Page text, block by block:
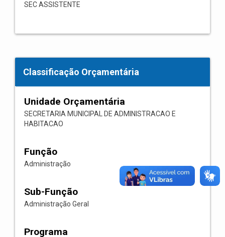
SEC ASSISTENTE
Classificação Orçamentária
Unidade Orçamentária
SECRETARIA MUNICIPAL DE ADMINISTRACAO E
HABITACAO
Função
Administração
Sub-Função
Administração Geral
Programa